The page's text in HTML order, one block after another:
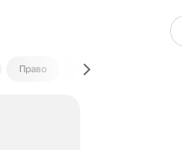
Право Экономика и финансы